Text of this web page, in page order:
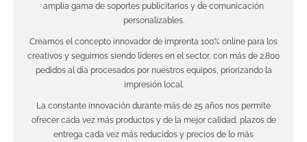
amplia gama de soportes publicitarios y de comunicación
personalizables.
Creamos el concepto innovador de imprenta 100% online para los
creativos y seguimos siendo líderes en el sector, con más de 2.800
pedidos al día procesados por nuestros equipos, priorizando la
impresión local.
La constante innovación durante más de 25 años nos permite
ofrecer cada vez más productos y de la mejor calidad, plazos de
entrega cada vez más reducidos y precios de lo más